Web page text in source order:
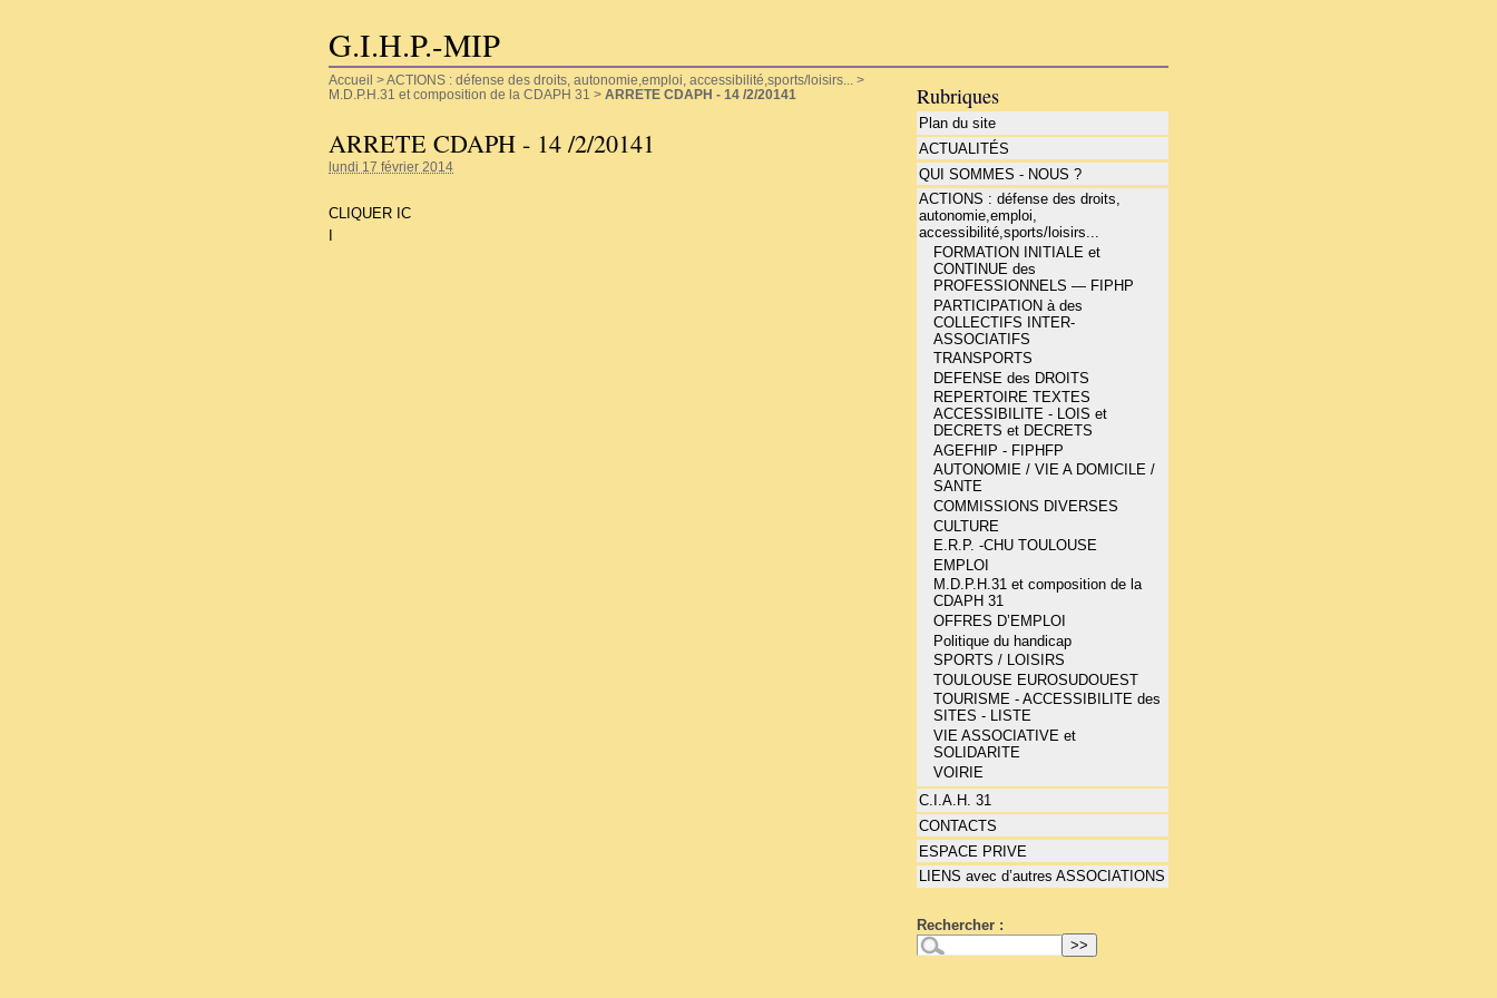
G.I.H.P.-MIP
Accueil >ACTIONS : défense des droits, autonomie,emploi, accessibilité,sports/loisirs...
>
M.D.P.H.31 et composition de la CDAPH 31 > ARRETE CDAPH - 14 /2/20141
ARRETE CDAPH - 14 /2/20141
lundi 17 février 2014
CLIQUER IC
Rubriques
Plan du site
ACTUALITÉS
QUI SOMMES - NOUS ?
ACTIONS : défense des droits,
autonomie,emploi,
accessibilité,sports/loisirs...
FORMATION INITIALE et
CONTINUE des
PROFESSIONNELS — FIPHP
PARTICIPATION à des
COLLECTIFS INTER-
ASSOCIATIFS
TRANSPORTS
DEFENSE des DROITS
REPERTOIRE TEXTES
ACCESSIBILITE - LOIS et
DECRETS et DECRETS
AGEFHIP - FIPHFP
AUTONOMIE / VIE A DOMICILE /
SANTE
COMMISSIONS DIVERSES
CULTURE
E.R.P. -CHU TOULOUSE
EMPLOI
M.D.P.H.31 et composition de la
CDAPH 31
OFFRES D’EMPLOI
Politique du handicap
SPORTS / LOISIRS
TOULOUSE EUROSUDOUEST
TOURISME - ACCESSIBILITE des
SITES - LISTE
VIE ASSOCIATIVE et
SOLIDARITE
VOIRIE
C.I.A.H. 31
CONTACTS
ESPACE PRIVE
LIENS avec d’autres ASSOCIATIONS
Rechercher :